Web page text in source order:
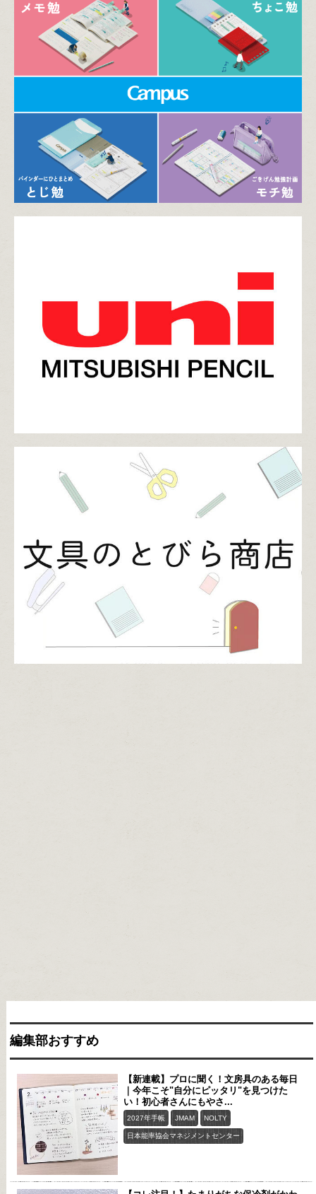
編集部おすすめ
【新連載】プロに聞く！文房具のある毎日
｜今年こそ"自分にピッタリ"を見つけた
い！初心者さんにもやさ...
2027年手帳 JMAM NOLTY
日本能率協会マネジメントセンター